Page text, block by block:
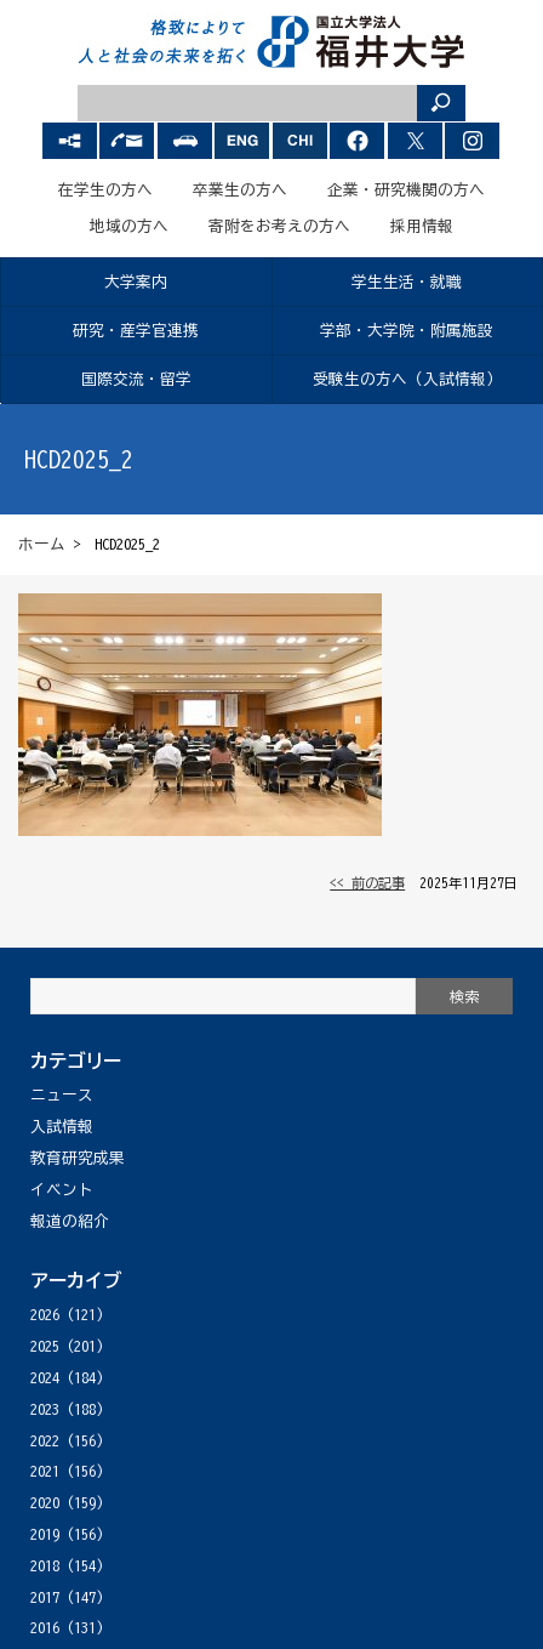
在学生の方へ 卒業生の方へ 企業・研究機関の方へ
地域の方へ 寄附をお考えの方へ 採用情報
大学案内 学生生活・就職
研究・産学官連携 学部・大学院・附属施設
国際交流・留学 受験生の方へ（入試情報）
HCD2025_2
ホーム > HCD2025_2
<< 前の記事 │ 2025年11月27日 │
カテゴリー
ニュース
入試情報
教育研究成果
イベント
報道の紹介
アーカイブ
2026(121)
2025 (201)
2024(184)
2023 (188)
2022 (156)
2021
(156)
2020(159)
2019(156)
2018(154)
2017(147)
2016(131)